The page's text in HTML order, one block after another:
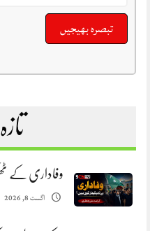
وفاداری کے
اگست 8, 2026